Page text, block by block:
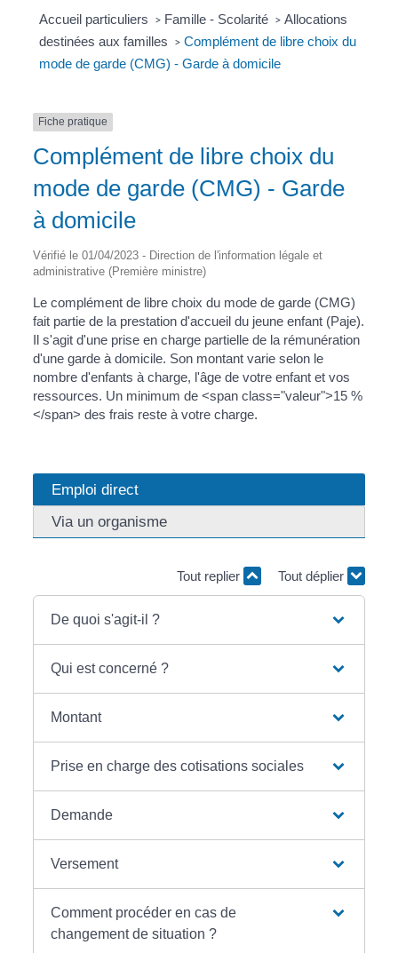
Accueil particuliers > Famille - Scolarité > Allocations
destinées aux familles > Complément de libre choix du
mode de garde (CMG) - Garde à domicile
Fiche pratique
Complément de libre choix du
mode de garde (CMG) - Garde
à domicile
Vérifié le 01/04/2023 - Direction de l'information légale et
administrative (Première ministre)
Le complément de libre choix du mode de garde (CMG)
fait partie de la prestation d'accueil du jeune enfant (Paje).
Il s'agit d'une prise en charge partielle de la rémunération
d'une garde à domicile. Son montant varie selon le
nombre d'enfants à charge, l'âge de votre enfant et vos
ressources. Un minimum de <span class="valeur">15 %
</span> des frais reste à votre charge.
Emploi direct
Via un organisme
Tout replier Tout déplier
De quoi s'agit-il ?
Qui est concerné ?
Montant
Prise en charge des cotisations sociales
Demande
Versement
Comment procéder en cas de
changement de situation ?